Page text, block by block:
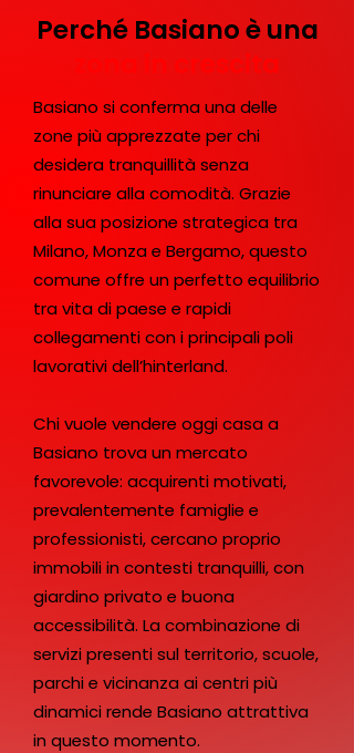
Perché Basiano è una
zona in crescita
Basiano si conferma una delle
zone più apprezzate per chi
desidera tranquillità senza
rinunciare alla comodità. Grazie
alla sua posizione strategica tra
Milano, Monza e Bergamo, questo
comune offre un perfetto equilibrio
tra vita di paese e rapidi
collegamenti con i principali poli
lavorativi dell’hinterland.
Chi vuole vendere oggi casa a
Basiano trova un mercato
favorevole: acquirenti motivati,
prevalentemente famiglie e
professionisti, cercano proprio
immobili in contesti tranquilli, con
giardino privato e buona
accessibilità. La combinazione di
servizi presenti sul territorio, scuole,
parchi e vicinanza ai centri più
dinamici rende Basiano attrattiva
in questo momento.